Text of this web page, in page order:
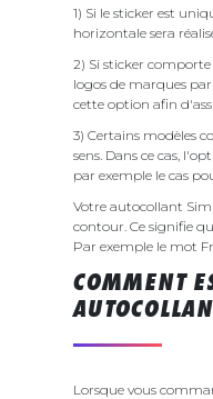
1) Si le sticker est
horizontale sera
2) Si sticker
logos de marques
cette option afin
3) Certains modèles
sens. Dans ce cas,
par exemple le cas
Votre autocollant
contour. Ce signifie
Par exemple le mot
COMMENT
Lorsque vous